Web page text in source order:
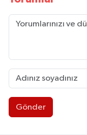
Gönder